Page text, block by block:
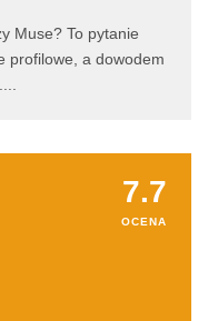
Muse? To pytanie
profilowe, a dowodem
7.7
OCENA